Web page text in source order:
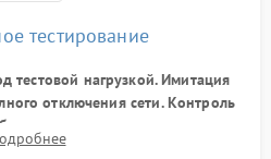
тестирование
тестовой нагрузкой. Имитация
отключения сети. Контроль
температурного режима и
выходного сигнала.